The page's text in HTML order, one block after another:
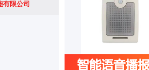
有限公司